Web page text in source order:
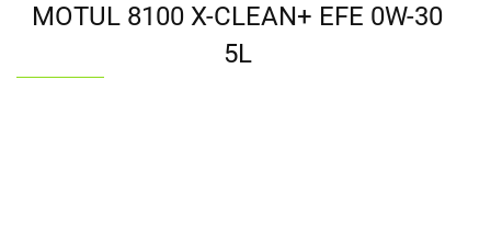
MOTUL 8100 X-CLEAN+ EFE 0W-30
5L